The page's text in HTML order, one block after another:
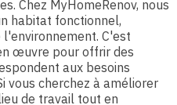
Chez MyHomeRenov, nous
habitat fonctionnel,
C'est
œuvre pour offrir des
aux besoins
vous cherchez à améliorer
de travail tout en